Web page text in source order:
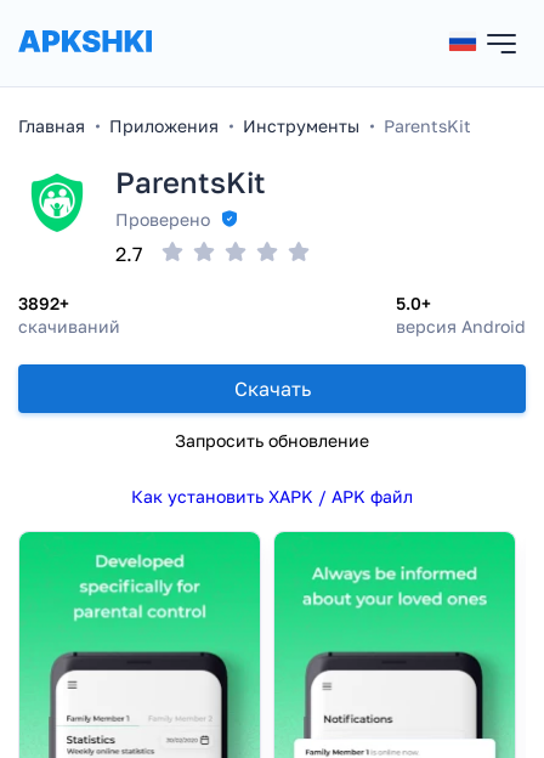
Главная Приложения Инструменты ParentsKit
ParentsKit
Проверено
3892+
скачиваний
5.0+
версия Android
2.7
Скачать
Запросить обновление
Как установить XAPK / APK файл